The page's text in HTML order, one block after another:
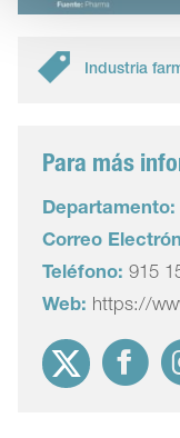
Industria
Para más
Departamento:
Correo
Teléfono: 915
Web: https://